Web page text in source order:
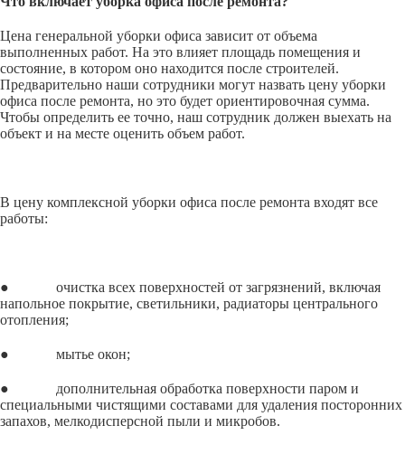
Цена генеральной уборки офиса зависит от объема
выполненных работ. На это влияет площадь помещения и
состояние, в котором оно находится после строителей.
Предварительно наши сотрудники могут назвать цену уборки
офиса после ремонта, но это будет ориентировочная сумма.
Чтобы определить ее точно, наш сотрудник должен выехать на
объект и на месте оценить объем работ.
В цену комплексной уборки офиса после ремонта входят все
работы:
● очистка всех поверхностей от загрязнений, включая
напольное покрытие, светильники, радиаторы центрального
отопления;
● мытье окон;
● дополнительная обработка поверхности паром и
специальными чистящими составами для удаления посторонних
запахов, мелкодисперсной пыли и микробов.